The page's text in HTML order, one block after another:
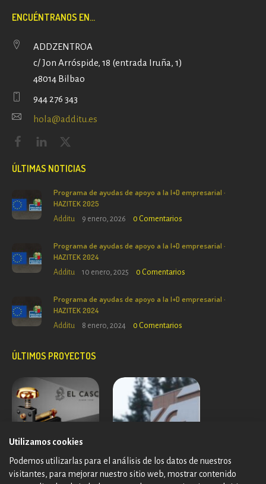
ENCUÉNTRANOS EN...
ADDZENTROA
c/ Jon Arróspide, 18 (entrada Iruña, 1)
48014 Bilbao
944 276 343
hola@additu.es
ÚLTIMAS NOTICIAS
Programa de ayudas de apoyo a la I+D empresarial ·
HAZITEK 2025
Additu 9 enero, 2026 0 Comentarios
Programa de ayudas de apoyo a la I+D empresarial ·
HAZITEK 2024
Additu 10 enero, 2025 0 Comentarios
Programa de ayudas de apoyo a la I+D empresarial ·
HAZITEK 2024
Additu 8 enero, 2024 0 Comentarios
ÚLTIMOS PROYECTOS
Utilizamos cookies
Podemos utilizarlas para el análisis de los datos de nuestros
visitantes, para mejorar nuestro sitio web, mostrar contenido